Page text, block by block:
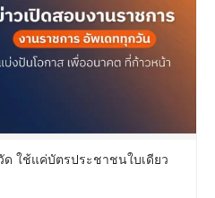
ใช้แค่บัตรประชาชนใบเดียว